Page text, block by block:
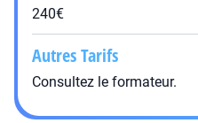
240€
Autres Tarifs
Consultez le formateur.